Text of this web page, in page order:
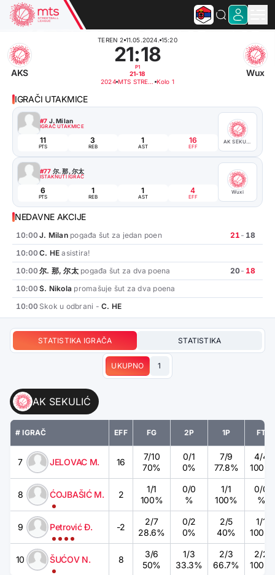
TEREN 2 11.05.2024. 15:20
AKS
21:18
P1
21-18 Wux
2024 MTS STREETBALL STAGE III - TERENI KK CRVENA ZVEZDA Kolo 1
IGRAČI UTAKMICE
#7 J. Milan
IGRAČ UTAKMICE
11
PTS
3
REB
1
AST
16
EFF
AK SEKULIĆ
#77 尔. 那, 尔太
ISTAKNUTI IGRAČ
6
PTS
1
REB
1
AST
4
EFF
Wuxi
NEDAVNE AKCIJE
10:00 J. Milanpogađa šut za jedan poen 21 - 18
10:00 C. HE asistira!
10:00 尔. 那, 尔太pogađa šut za dva poena 20- 18
10:00 Š. Nikola promašuje šut za dva poena
10:00 Skok u odbrani -C. HE
STATISTIKA IGRAČA STATISTIKA
UKUPNO 1
AK SEKULIĆ
# IGRAČ EFF FG 2P 1P FT
7 JELOVAC M. 16
7/10
70%
0/1
0%
7/9
77.8%
4/4
100%
8 ĆOJBAŠIĆ M. 2
1/1
100%
0/0
%
1/1
100%
0/0
%
9 Petrović Đ. -2
2/7
28.6%
0/2
0%
2/5
40%
1/1
100%
10 ŠUĆOV N. 8
3/6
50%
1/3
33.3%
2/3
66.7%
2/2
100%